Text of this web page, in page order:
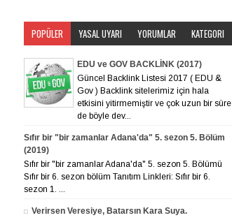
POPÜLER YASAL UYARI YORUMLAR KATEGORI
EDU ve GOV BACKLİNK (2017)
Güncel Backlink Listesi 2017 ( EDU &
Gov ) Backlink sitelerimiz için hala
etkisini yitirmemiştir ve çok uzun bir süre
de böyle dev...
Sıfır bir "bir zamanlar Adana'da" 5. sezon 5. Bölüm
(2019)
Sıfır bir "bir zamanlar Adana'da" 5. sezon 5. Bölümü
Sıfır bir 6. sezon bölüm Tanıtım Linkleri: Sıfır bir 6.
sezon 1. ...
Verirsen Veresiye, Batarsın Kara Suya.